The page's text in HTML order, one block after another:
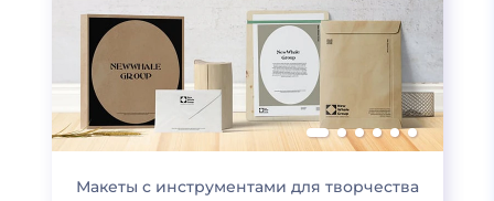
Макеты с инструментами для творчества